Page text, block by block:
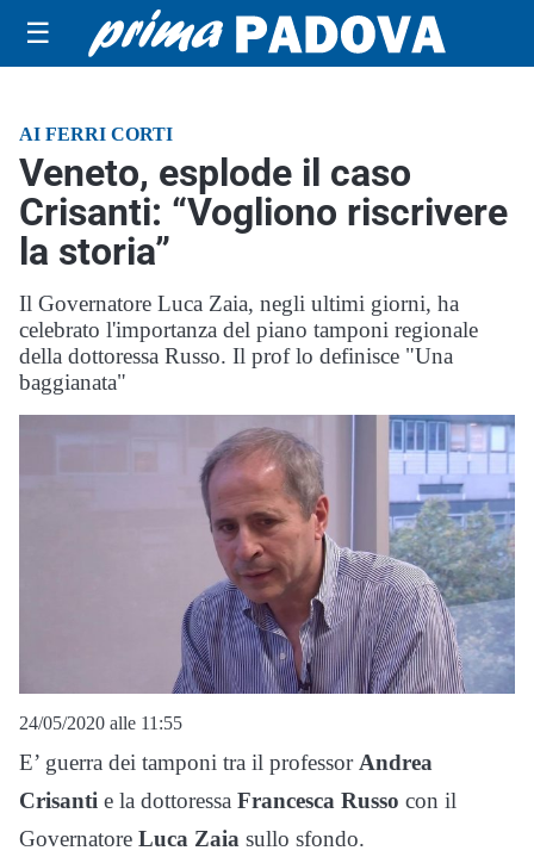
☰
AI FERRI CORTI
Veneto, esplode il caso
Crisanti: “Vogliono riscrivere
la storia”
Il Governatore Luca Zaia, negli ultimi giorni, ha
celebrato l'importanza del piano tamponi regionale
della dottoressa Russo. Il prof lo definisce "Una
baggianata"
24/05/2020 alle 11:55
E’ guerra dei tamponi tra il professorAndrea
Crisanti e la dottoressa Francesca Russo con il
Governatore Luca Zaia sullo sfondo.